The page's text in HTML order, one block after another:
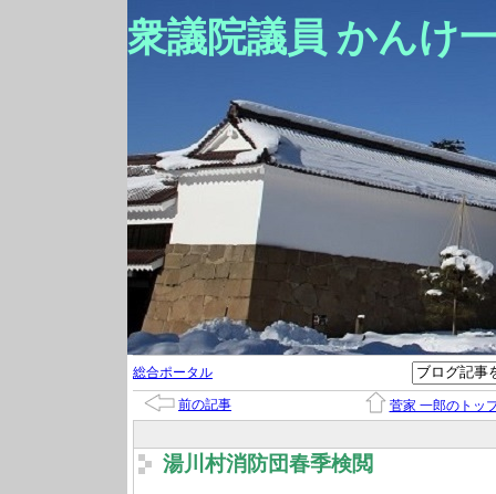
衆議院議員 かんけ
総合ポータル
前の記事 菅家 一郎のトッ
湯川村消防団春季検閲